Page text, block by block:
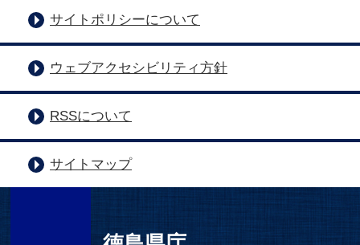
サイトポリシーについて
ウェブアクセシビリティ方針
RSSについて
サイトマップ